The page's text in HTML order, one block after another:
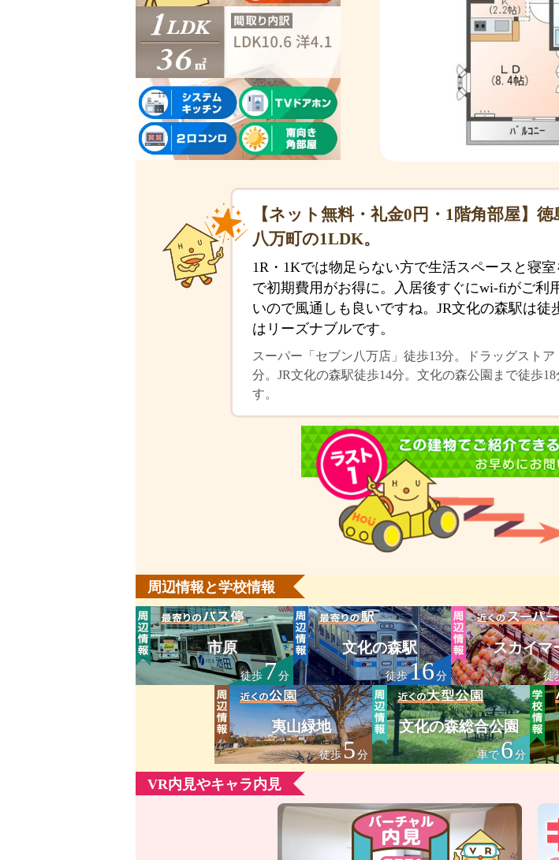
【ネット無料・礼金0円・1階角部屋】
八万町の1LDK。
1R・1Kでは物足らない方で生活スペースと寝
で初期費用がお得に。入居後すぐにwi-fiがご利
いので風通しも良いですね。JR文化の森駅は
はリーズナブルです。
スーパー「セブン八万店」徒歩13分。ドラッグスト
分。JR文化の森駅徒歩14分。文化の森公園まで徒歩
す。
周辺情報と学校情報
市原
徒歩7分
文化の森駅
徒歩16分
スカイマ
徒
夷山緑地
徒歩5分
文化の森総合公園
車で6分
VR内見やキャラ内見